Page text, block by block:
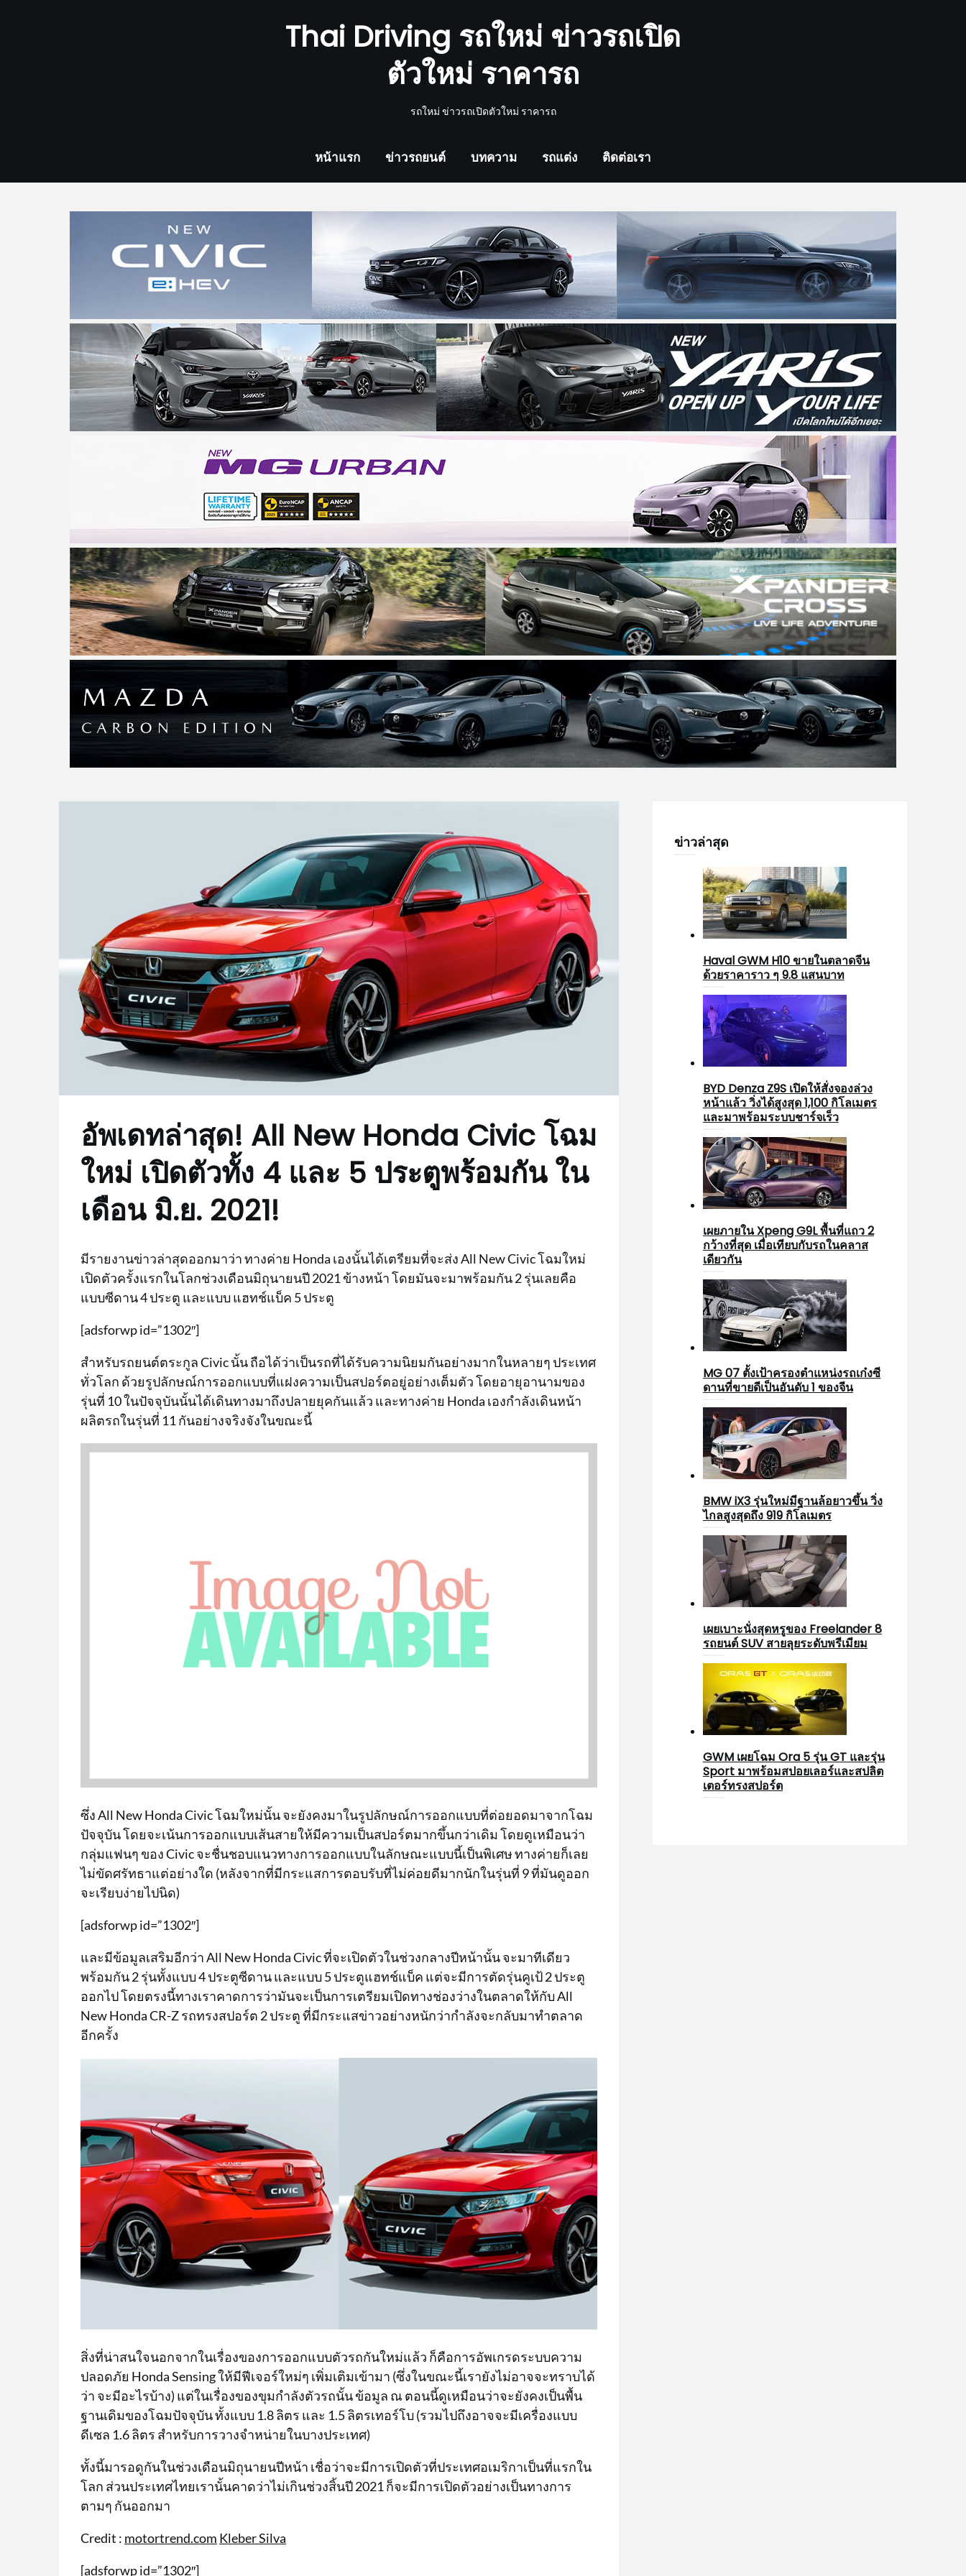
Thai Driving รถใหม่ ข่าวรถเปิด
ตัวใหม่ ราคารถ
รถใหม่ ข่าวรถเปิดตัวใหม่ ราคารถ
หน้าแรก ข่าวรถยนต์ บทความ รถแต่ง ติดต่อเรา
อัพเดทล่าสุด! All New Honda Civic โฉม
ใหม่ เปิดตัวทั้ง 4 และ 5 ประตูพร้อมกัน ใน
เดือน มิ.ย. 2021!
มีรายงานข่าวล่าสุดออกมาว่า ทางค่าย Honda เองนั้นได้เตรียมที่จะส่ง All New Civic โฉมใหม่
เปิดตัวครั้งแรกในโลกช่วงเดือนมิถุนายนปี 2021 ข้างหน้า โดยมันจะมาพร้อมกัน 2 รุ่นเลยคือ
แบบซีดาน 4 ประตู และแบบ แฮทช์แบ็ค 5 ประตู
[adsforwp id=”1302″]
สำหรับรถยนต์ตระกูล Civic นั้น ถือได้ว่าเป็นรถที่ได้รับความนิยมกันอย่างมากในหลายๆ ประเทศ
ทั่วโลก ด้วยรูปลักษณ์การออกแบบที่แฝงความเป็นสปอร์ตอยู่อย่างเต็มตัว โดยอายุอานามของ
รุ่นที่ 10 ในปัจจุบันนั้นได้เดินทางมาถึงปลายยุคกันแล้ว และทางค่าย Honda เองกำลังเดินหน้า
ผลิตรถในรุ่นที่ 11 กันอย่างจริงจังในขณะนี้
ซึ่ง All New Honda Civic โฉมใหม่นั้น จะยังคงมาในรูปลักษณ์การออกแบบที่ต่อยอดมาจากโฉม
ปัจจุบัน โดยจะเน้นการออกแบบเส้นสายให้มีความเป็นสปอร์ตมากขึ้นกว่าเดิม โดยดูเหมือนว่า
กลุ่มแฟนๆ ของ Civic จะชื่นชอบแนวทางการออกแบบในลักษณะแบบนี้เป็นพิเศษ ทางค่ายก็เลย
ไม่ขัดศรัทธาแต่อย่างใด (หลังจากที่มีกระแสการตอบรับที่ไม่ค่อยดีมากนักในรุ่นที่ 9 ที่มันดูออก
จะเรียบง่ายไปนิด)
[adsforwp id=”1302″]
และมีข้อมูลเสริมอีกว่า All New Honda Civic ที่จะเปิดตัวในช่วงกลางปีหน้านั้น จะมาทีเดียว
พร้อมกัน 2 รุ่นทั้งแบบ 4 ประตูซีดาน และแบบ 5 ประตูแฮทช์แบ็ค แต่จะมีการตัดรุ่นคูเป้ 2 ประตู
ออกไป โดยตรงนี้ทางเราคาดการว่ามันจะเป็นการเตรียมเปิดทางช่องว่างในตลาดให้กับ All
New Honda CR-Z รถทรงสปอร์ต 2 ประตู ที่มีกระแสข่าวอย่างหนักว่ากำลังจะกลับมาทำตลาด
อีกครั้ง
สิ่งที่น่าสนใจนอกจากในเรื่องของการออกแบบตัวรถกันใหม่แล้ว ก็คือการอัพเกรดระบบความ
ปลอดภัย Honda Sensing ให้มีฟีเจอร์ใหม่ๆ เพิ่มเติมเข้ามา (ซึ่งในขณะนี้เรายังไม่อาจจะทราบได้
ว่า จะมีอะไรบ้าง) แต่ในเรื่องของขุมกำลังตัวรถนั้น ข้อมูล ณ ตอนนี้ดูเหมือนว่าจะยังคงเป็นพื้น
ฐานเดิมของโฉมปัจจุบัน ทั้งแบบ 1.8 ลิตร และ 1.5 ลิตรเทอร์โบ (รวมไปถึงอาจจะมีเครื่องแบบ
ดีเซล 1.6 ลิตร สำหรับการวางจำหน่ายในบางประเทศ)
ทั้งนี้มารอดูกันในช่วงเดือนมิถุนายนปีหน้า เชื่อว่าจะมีการเปิดตัวที่ประเทศอเมริกาเป็นที่แรกใน
โลก ส่วนประเทศไทยเรานั้นคาดว่าไม่เกินช่วงสิ้นปี 2021 ก็จะมีการเปิดตัวอย่างเป็นทางการ
ตามๆ กันออกมา
Credit : motortrend.com Kleber Silva
[adsforwp id=”1302″]
ข่าวล่าสุด
Haval GWM H10 ขายในตลาดจีน
ด้วยราคาราว ๆ 9.8 แสนบาท
BYD Denza Z9S เปิดให้สั่งจองล่วง
หน้าแล้ว วิ่งได้สูงสุด 1,100 กิโลเมตร
และมาพร้อมระบบชาร์จเร็ว
เผยภายใน Xpeng G9L พื้นที่แถว 2
กว้างที่สุด เมื่อเทียบกับรถในคลาส
เดียวกัน
MG 07 ตั้งเป้าครองตำแหน่งรถเก๋งซี
ดานที่ขายดีเป็นอันดับ 1 ของจีน
BMW iX3 รุ่นใหม่มีฐานล้อยาวขึ้น วิ่ง
ไกลสูงสุดถึง 919 กิโลเมตร
เผยเบาะนั่งสุดหรูของ Freelander 8
รถยนต์ SUV สายลุยระดับพรีเมียม
GWM เผยโฉม Ora 5 รุ่น GT และรุ่น
Sport มาพร้อมสปอยเลอร์และสปลิต
เตอร์ทรงสปอร์ต